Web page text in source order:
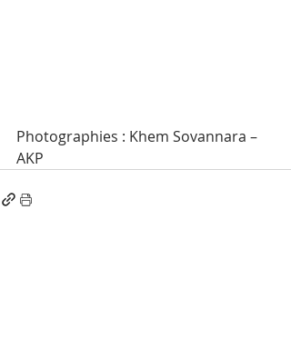
Photographies : Khem Sovannara –
AKP